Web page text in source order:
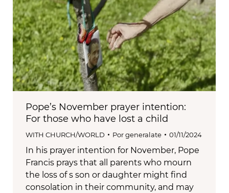
Pope’s November prayer intention:
For those who have lost a child
WITH CHURCH/WORLD Porgeneralate 01/11/2024
In his prayer intention for November, Pope
Francis prays that all parents who mourn
the loss of s son or daughter might find
consolation in their community, and may